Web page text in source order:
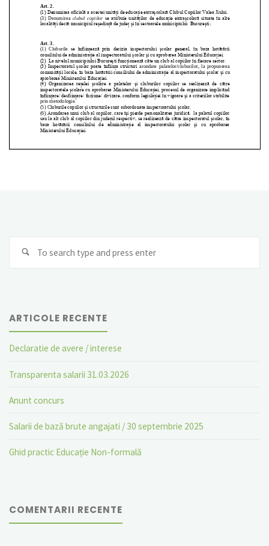
Search
ARTICOLE RECENTE
Declaratie de avere / interese
Transparenta salarii 31.03.2026
Anunt concurs
Salarii de bază brute angajati / 30 septembrie 2025
Ghid practic Educație Non-formală
COMENTARII RECENTE